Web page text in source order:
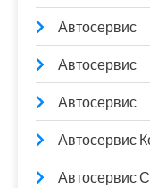
Автосервис
Автосервис
Автосервис
Автосервис
Автосервис